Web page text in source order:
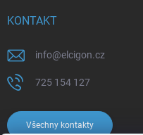
KONTAKT
info@elcigon.cz
725 154 127
Všechny kontakty